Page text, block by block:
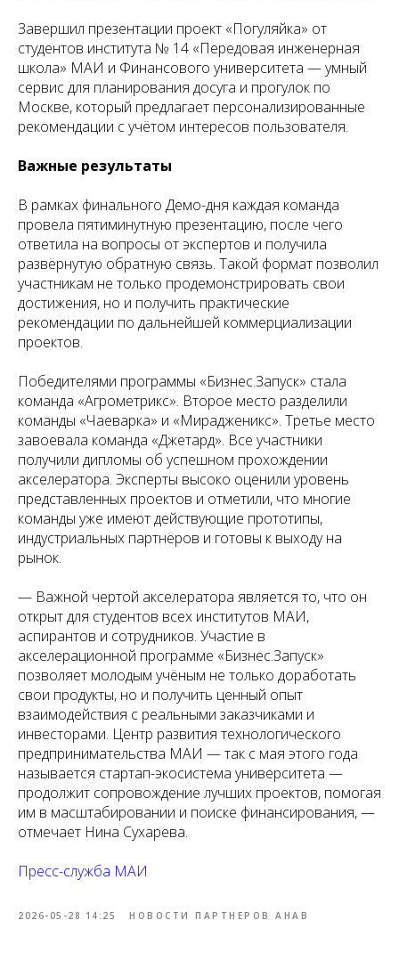
Завершил презентации проект «Погуляйка» от
студентов института № 14 «Передовая инженерная
школа» МАИ и Финансового университета — умный
сервис для планирования досуга и прогулок по
Москве, который предлагает персонализированные
рекомендации с учётом интересов пользователя.
Важные результаты
В рамках финального Демо-дня каждая команда
провела пятиминутную презентацию, после чего
ответила на вопросы от экспертов и получила
развёрнутую обратную связь. Такой формат позволил
участникам не только продемонстрировать свои
достижения, но и получить практические
рекомендации по дальнейшей коммерциализации
проектов.
Победителями программы «Бизнес.Запуск» стала
команда «Агрометрикс». Второе место разделили
команды «Чаеварка» и «Мирадженикс». Третье место
завоевала команда «Джетард». Все участники
получили дипломы об успешном прохождении
акселератора. Эксперты высоко оценили уровень
представленных проектов и отметили, что многие
команды уже имеют действующие прототипы,
индустриальных партнёров и готовы к выходу на
рынок.
— Важной чертой акселератора является то, что он
открыт для студентов всех институтов МАИ,
аспирантов и сотрудников. Участие в
акселерационной программе «Бизнес.Запуск»
позволяет молодым учёным не только доработать
свои продукты, но и получить ценный опыт
взаимодействия с реальными заказчиками и
инвесторами. Центр развития технологического
предпринимательства МАИ — так с мая этого года
называется стартап-экосистема университета —
продолжит сопровождение лучших проектов, помогая
им в масштабировании и поиске финансирования, —
отмечает Нина Сухарева.
Пресс-служба МАИ
2026-05-28 14:25 НОВОСТИ ПАРТНЕРОВ АНАВ